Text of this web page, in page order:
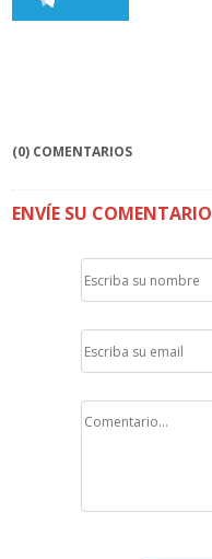
(0) COMENTARIOS
ENVÍE SU COMENTARIO